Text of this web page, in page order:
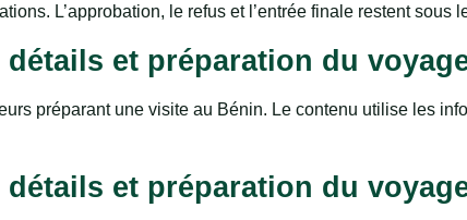
L’approbation, le refus et l’entrée finale restent sous
et préparation du
préparant une visite au Bénin. Le contenu utilise les
et préparation du